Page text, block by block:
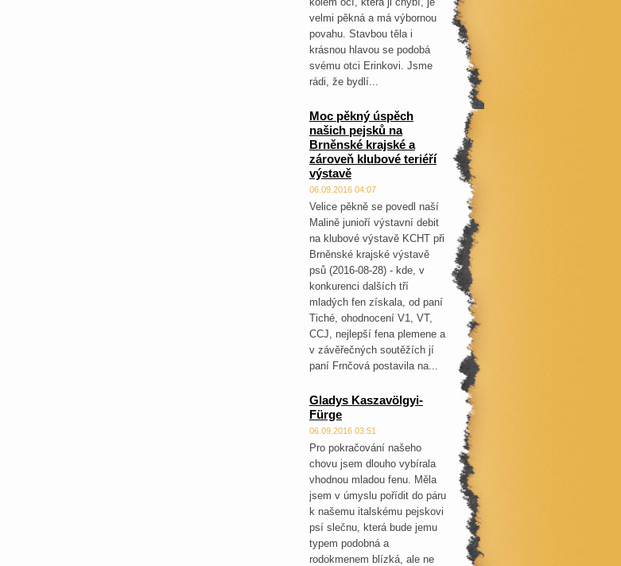
velmi pěkná a má výbornou
povahu. Stavbou těla i
krásnou hlavou se podobá
svému otci Erinkovi. Jsme
rádi, že bydlí...
Moc pěkný úspěch
našich pejsků na
Brněnské krajské a
zároveň klubové teriéří
výstavě
06.09.2016 04:07
Velice pěkně se povedl naší
Malině junioří výstavní debit
na klubové výstavě KCHT při
Brněnské krajské výstavě
psů (2016-08-28) - kde, v
konkurenci dalších tří
mladých fen získala, od paní
Tiché, ohodnocení V1, VT,
CCJ, nejlepší fena plemene a
v závěřečných soutěžích jí
paní Frnčová postavila na...
Gladys Kaszavölgyi-
Fürge
06.09.2016 03:51
Pro pokračování našeho
chovu jsem dlouho vybírala
vhodnou mladou fenu. Měla
jsem v úmyslu pořídit do páru
k našemu italskému pejskovi
psí slečnu, která bude jemu
typem podobná a
rodokmenem blízká, ale ne